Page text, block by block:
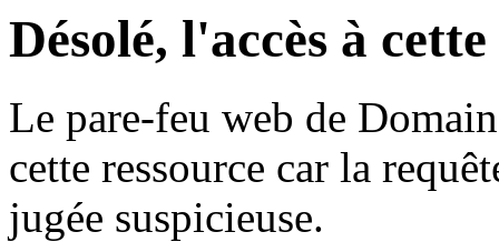
Désolé, l'accès à
Le pare-feu web de
cette ressource car la
jugée suspicieuse.